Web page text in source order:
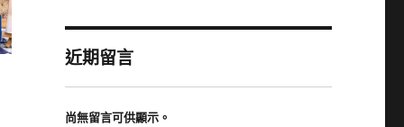
近期留言
尚無留言可供顯示。